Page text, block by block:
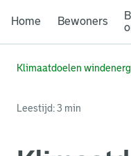
Home Bewoners
Klimaatdoelen
Leestijd: 3 min